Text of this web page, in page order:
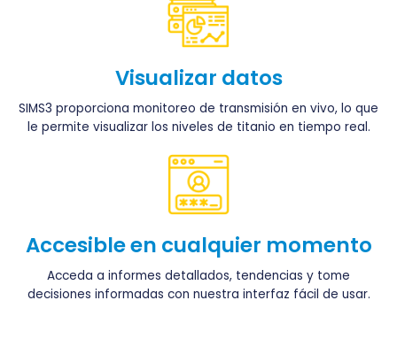
Visualizar datos
SIMS3 proporciona monitoreo de transmisión en vivo, lo que
le permite visualizar los niveles de titanio en tiempo real.
Accesible en cualquier momento
Acceda a informes detallados, tendencias y tome
decisiones informadas con nuestra interfaz fácil de usar.